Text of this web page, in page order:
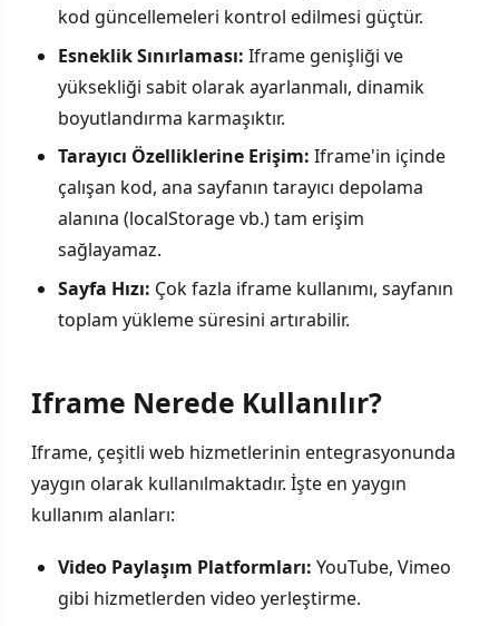
kod güncellemeleri kontrol edilmesi güçtür.
Esneklik Sınırlaması: Iframe genişliği ve
yüksekliği sabit olarak ayarlanmalı, dinamik
boyutlandırma karmaşıktır.
Tarayıcı Özelliklerine Erişim: Iframe'in içinde
çalışan kod, ana sayfanın tarayıcı depolama
alanına (localStorage vb.) tam erişim
sağlayamaz.
Sayfa Hızı: Çok fazla iframe kullanımı, sayfanın
toplam yükleme süresini artırabilir.
Iframe Nerede Kullanılır?
Iframe, çeşitli web hizmetlerinin entegrasyonunda
yaygın olarak kullanılmaktadır. İşte en yaygın
kullanım alanları:
Video Paylaşım Platformları: YouTube, Vimeo
gibi hizmetlerden video yerleştirme.